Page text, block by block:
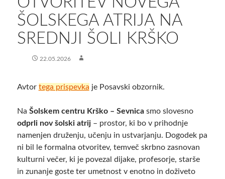
ŠOLSKEGA ATRIJA NA
SREDNJI ŠOLI KRŠKO
22.05.2026
Avtor tega prispevka je Posavski obzornik.
​Na Šolskem centru Krško – Sevnicasmo slovesno
odprli nov šolski atrij– prostor, ki bo v prihodnje
namenjen druženju, učenju in ustvarjanju. Dogodek pa
ni bil le formalna otvoritev, temveč skrbno zasnovan
kulturni večer, ki je povezal dijake, profesorje, starše
in zunanje goste ter umetnost v enotno in doživeto